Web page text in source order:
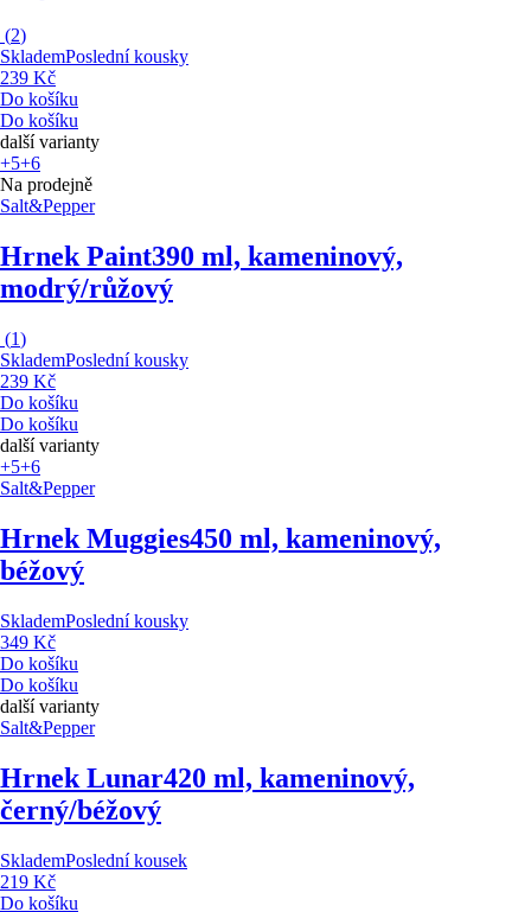
(2)
SklademPoslední kousky
239 Kč
Do košíku
Do košíku
další varianty
+5+6
Na prodejně
Salt&Pepper
Hrnek Paint390 ml, kameninový,
modrý/růžový
(1)
SklademPoslední kousky
239 Kč
Do košíku
Do košíku
další varianty
+5+6
Salt&Pepper
Hrnek Muggies450 ml, kameninový,
béžový
SklademPoslední kousky
349 Kč
Do košíku
Do košíku
další varianty
Salt&Pepper
Hrnek Lunar420 ml, kameninový,
černý/béžový
SklademPoslední kousek
219 Kč
Do košíku